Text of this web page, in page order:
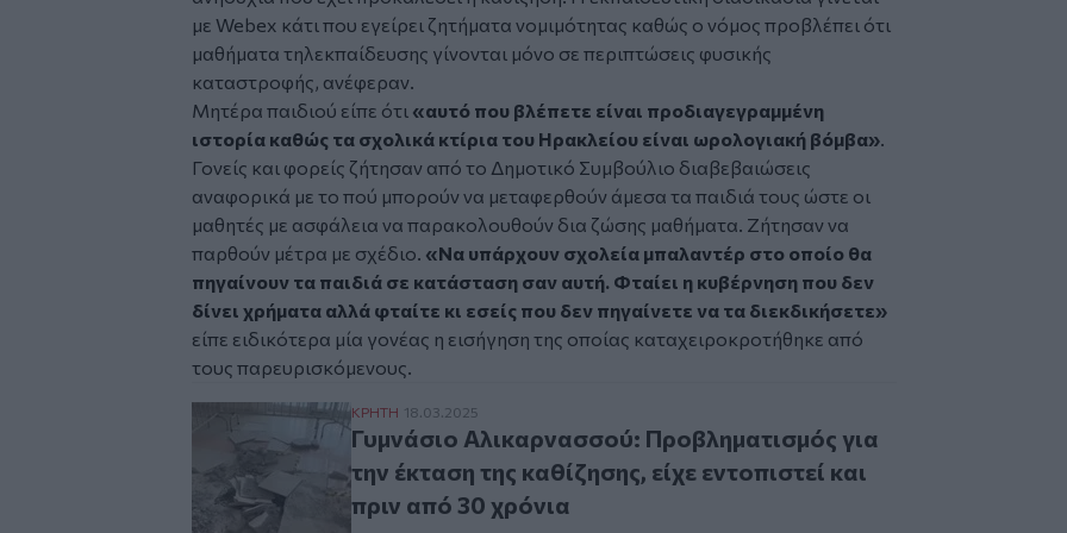
με Webex κάτι που εγείρει ζητήματα νομιμότητας καθώς ο νόμος προβλέπει ότι
μαθήματα τηλεκπαίδευσης γίνονται μόνο σε περιπτώσεις φυσικής
καταστροφής, ανέφεραν.
Μητέρα παιδιού είπε ότι «αυτό που βλέπετε είναι προδιαγεγραμμένη
ιστορία καθώς τα σχολικά κτίρια του Ηρακλείου είναι ωρολογιακή βόμβα».
Γονείς και φορείς ζήτησαν από το Δημοτικό Συμβούλιο διαβεβαιώσεις
αναφορικά με το πού μπορούν να μεταφερθούν άμεσα τα παιδιά τους ώστε οι
μαθητές με ασφάλεια να παρακολουθούν δια ζώσης μαθήματα. Ζήτησαν να
παρθούν μέτρα με σχέδιο. «Να υπάρχουν σχολεία μπαλαντέρ στο οποίο θα
πηγαίνουν τα παιδιά σε κατάσταση σαν αυτή. Φταίει η κυβέρνηση που δεν
δίνει χρήματα αλλά φταίτε κι εσείς που δεν πηγαίνετε να τα διεκδικήσετε»
είπε ειδικότερα μία γονέας η εισήγηση της οποίας καταχειροκροτήθηκε από
τους παρευρισκόμενους.
Γυμνάσιο Αλικαρνασσού: Προβληματισμός για την έκταση της καθίζησης, είχε
ΚΡΗΤΗ 18.03.2025
Γυμνάσιο Αλικαρνασσού: Προβληματισμός για
την έκταση της καθίζησης, είχε εντοπιστεί και
πριν από 30 χρόνια